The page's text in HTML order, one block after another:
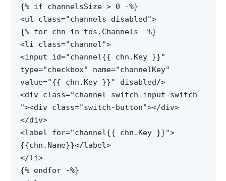
{% if channelsSize > 0 -%}
<ul class="channels disabled">
{% for chn in tos.Channels -%}
<li class="channel">
<input id="channel{{ chn.Key }}"
type="checkbox" name="channelKey"
value="{{ chn.Key }}" disabled/>
<div class="channel-switch input-switch
"><div class="switch-button"></div>
</div>
<label for="channel{{ chn.Key }}">
{{chn.Name}}</label>
</li>
{% endfor -%}